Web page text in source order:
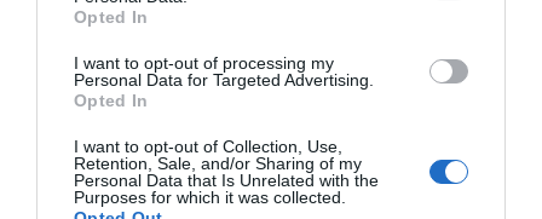
Opted In
I want to opt-out of processing my
Personal Data for Targeted Advertising.
Opted In
I want to opt-out of Collection, Use,
Retention, Sale, and/or Sharing of my
Personal Data that Is Unrelated with the
Purposes for which it was collected.
ROTEIRO
Mariano regressa ao Marginal e Summer Jam anima o
Jam este Sábado
CRISTIANO RONALDO
“Muda o corpo de todas as mulheres”